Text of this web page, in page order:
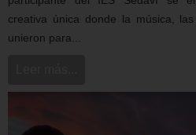
creativa única donde la música,
unieron para...